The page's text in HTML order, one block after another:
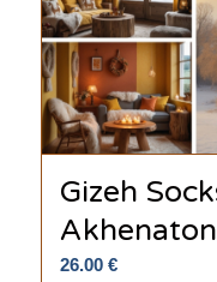
Gizeh
Akhenaton
26.00 €